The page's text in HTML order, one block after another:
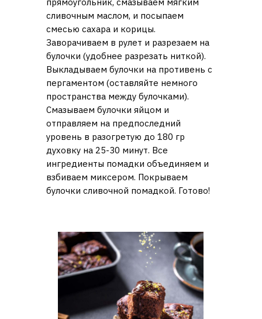
сливочным маслом, и посыпаем
смесью сахара и корицы.
Заворачиваем в рулет и разрезаем на
булочки (удобнее разрезать ниткой).
Выкладываем булочки на противень с
пергаментом (оставляйте немного
пространства между булочками).
Смазываем булочки яйцом и
отправляем на предпоследний
уровень в разогретую до 180 гр
духовку на 25-30 минут. Все
ингредиенты помадки объединяем и
взбиваем миксером. Покрываем
булочки сливочной помадкой. Готово!